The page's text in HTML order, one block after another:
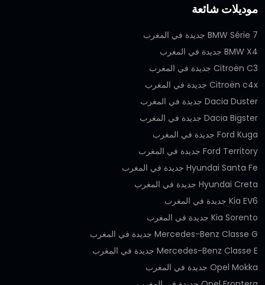
موديلات شائعة
BMW Série 7 جديدة في المغرب
BMW X4 جديدة في المغرب
Citroën C3 جديدة في المغرب
Citroën c4x جديدة في المغرب
Dacia Duster جديدة في المغرب
Dacia Bigster جديدة في المغرب
Ford Kuga جديدة في المغرب
Ford Territory جديدة في المغرب
Hyundai Santa Fe جديدة في المغرب
Hyundai Creta جديدة في المغرب
Kia EV6 جديدة في المغرب
Kia Sorento جديدة في المغرب
Mercedes-Benz Classe G جديدة في المغرب
Mercedes-Benz Classe E جديدة في المغرب
Opel Mokka جديدة في المغرب